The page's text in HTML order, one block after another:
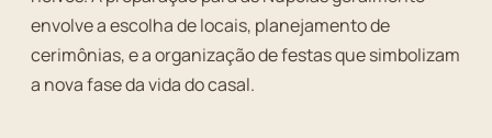
envolve a escolha de locais, planejamento de
cerimônias, e a organização de festas que simbolizam
a nova fase da vida do casal.